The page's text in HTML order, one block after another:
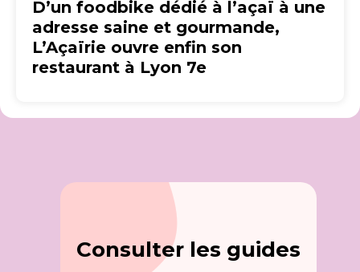
D’un foodbike dédié à l’açaï à une
adresse saine et gourmande,
L’Açaïrie ouvre enfin son
restaurant à Lyon 7e
Consulter les guides